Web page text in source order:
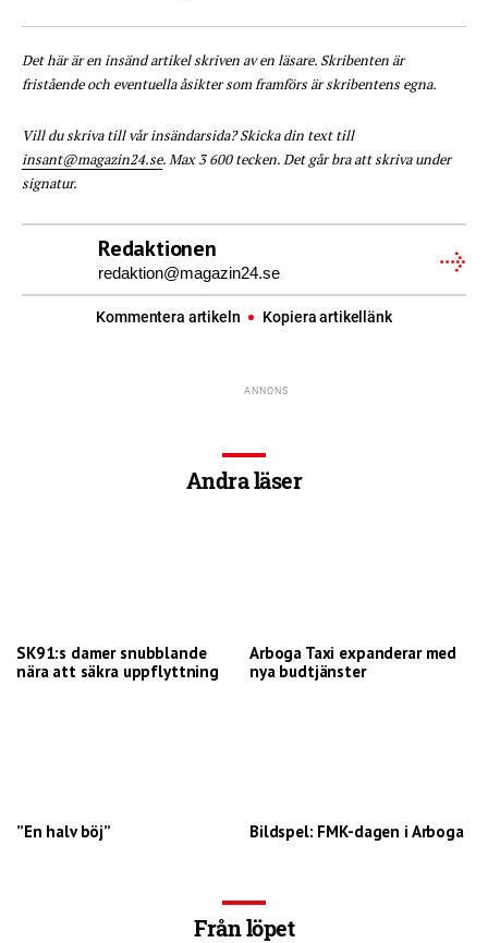
Det här är en insänd artikel skriven av en läsare. Skribenten är
fristående och eventuella åsikter som framförs är skribentens egna.
Vill du skriva till vår insändarsida? Skicka din text till
insant@magazin24.se. Max 3 600 tecken. Det går bra att skriva under
signatur.
Redaktionen
redaktion@magazin24.se
Kommentera artikeln Kopiera artikellänk
Andra läser
SK91:s damer snubblande
nära att säkra uppflyttning
Arboga Taxi expanderar med
nya budtjänster
”En halv böj” Bildspel: FMK-dagen i Arboga
Från löpet